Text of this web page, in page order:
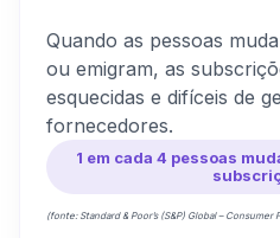
Quando as pessoas
ou emigram, as
esquecidas e difíceis de
fornecedores.
1 em cada 4 pessoas
(fonte: Standard & Poor’s (S&P) Global –